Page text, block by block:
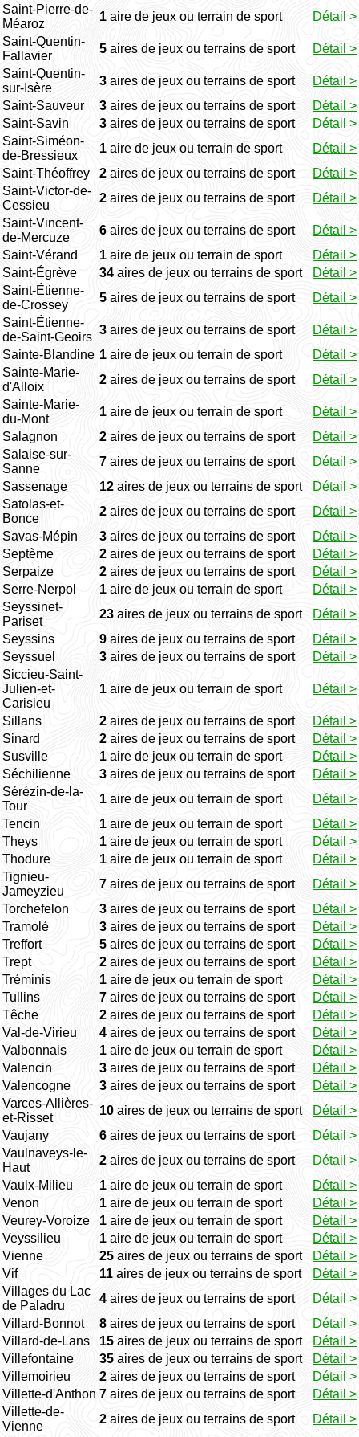
Saint-Pierre-de-
Méaroz
1 aire de jeux ou terrain de sport
Détail >
Saint-Quentin-
Fallavier
5 aires de jeux ou terrains de sport
Détail >
Saint-Quentin-
sur-Isère
3 aires de jeux ou terrains de sport
Détail >
Saint-Sauveur
3 aires de jeux ou terrains de sport
Détail >
Saint-Savin
3 aires de jeux ou terrains de sport
Détail >
Saint-Siméon-
de-Bressieux
1 aire de jeux ou terrain de sport
Détail >
Saint-Théoffrey
2 aires de jeux ou terrains de sport
Détail >
Saint-Victor-de-
Cessieu
2 aires de jeux ou terrains de sport
Détail >
Saint-Vincent-
de-Mercuze
6 aires de jeux ou terrains de sport
Détail >
Saint-Vérand
1 aire de jeux ou terrain de sport
Détail >
Saint-Égrève
34 aires de jeux ou terrains de sport
Détail >
Saint-Étienne-
de-Crossey
5 aires de jeux ou terrains de sport
Détail >
Saint-Étienne-
de-Saint-Geoirs
3 aires de jeux ou terrains de sport
Détail >
Sainte-Blandine 1 aire de jeux ou terrain de sport
Détail >
Sainte-Marie-
d'Alloix
2 aires de jeux ou terrains de sport
Détail >
Sainte-Marie-
du-Mont
1 aire de jeux ou terrain de sport
Détail >
Salagnon
2 aires de jeux ou terrains de sport
Détail >
Salaise-sur-
Sanne
7 aires de jeux ou terrains de sport
Détail >
Sassenage
12 aires de jeux ou terrains de sport
Détail >
Satolas-et-
Bonce
2 aires de jeux ou terrains de sport
Détail >
Savas-Mépin
3 aires de jeux ou terrains de sport
Détail >
Septème
2 aires de jeux ou terrains de sport
Détail >
Serpaize
2 aires de jeux ou terrains de sport
Détail >
Serre-Nerpol
1 aire de jeux ou terrain de sport
Détail >
Seyssinet-
Pariset
23 aires de jeux ou terrains de sport
Détail >
Seyssins
9 aires de jeux ou terrains de sport
Détail >
Seyssuel
3 aires de jeux ou terrains de sport
Détail >
Siccieu-Saint-
Julien-et-
Carisieu
1 aire de jeux ou terrain de sport Détail >
Sillans 2 aires de jeux ou terrains de sport
Détail >
Sinard
2 aires de jeux ou terrains de sport
Détail >
Susville
1 aire de jeux ou terrain de sport
Détail >
Séchilienne
3 aires de jeux ou terrains de sport
Détail >
Sérézin-de-la-
Tour
1 aire de jeux ou terrain de sport
Détail >
Tencin
1 aire de jeux ou terrain de sport
Détail >
Theys
1 aire de jeux ou terrain de sport
Détail >
Thodure
1 aire de jeux ou terrain de sport
Détail >
Tignieu-
Jameyzieu
7 aires de jeux ou terrains de sport
Détail >
Torchefelon
3 aires de jeux ou terrains de sport
Détail >
Tramolé
3 aires de jeux ou terrains de sport
Détail >
Treffort
5 aires de jeux ou terrains de sport
Détail >
Trept
2 aires de jeux ou terrains de sport
Détail >
Tréminis
1 aire de jeux ou terrain de sport
Détail >
Tullins
7 aires de jeux ou terrains de sport
Détail >
Têche
2 aires de jeux ou terrains de sport
Détail >
Val-de-Virieu
4 aires de jeux ou terrains de sport
Détail >
Valbonnais
1 aire de jeux ou terrain de sport
Détail >
Valencin
3 aires de jeux ou terrains de sport
Détail >
Valencogne
3 aires de jeux ou terrains de sport
Détail >
Varces-Allières-
et-Risset
10 aires de jeux ou terrains de sport
Détail >
Vaujany
6 aires de jeux ou terrains de sport
Détail >
Vaulnaveys-le-
Haut
2 aires de jeux ou terrains de sport
Détail >
Vaulx-Milieu
1 aire de jeux ou terrain de sport
Détail >
Venon
1 aire de jeux ou terrain de sport
Détail >
Veurey-Voroize
1 aire de jeux ou terrain de sport
Détail >
Veyssilieu
1 aire de jeux ou terrain de sport
Détail >
Vienne
25 aires de jeux ou terrains de sport
Détail >
Vif
11 aires de jeux ou terrains de sport
Détail >
Villages du Lac
de Paladru
4 aires de jeux ou terrains de sport
Détail >
Villard-Bonnot
8 aires de jeux ou terrains de sport
Détail >
Villard-de-Lans
15 aires de jeux ou terrains de sport
Détail >
Villefontaine
35 aires de jeux ou terrains de sport
Détail >
Villemoirieu
2 aires de jeux ou terrains de sport
Détail >
Villette-d'Anthon 7 aires de jeux ou terrains de sport
Détail >
Villette-de-
Vienne
2 aires de jeux ou terrains de sport Détail >